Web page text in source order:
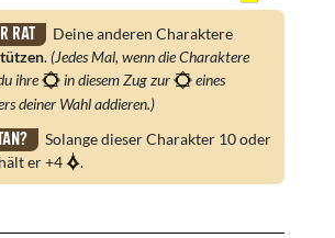
Rat
Deine anderen Charaktere
.(Jedes Mal, wenn die Charaktere
ihre
in diesem Zug zur
eines
deiner Wahl addieren.)
Solange dieser Charakter 10 oder
er +4 .